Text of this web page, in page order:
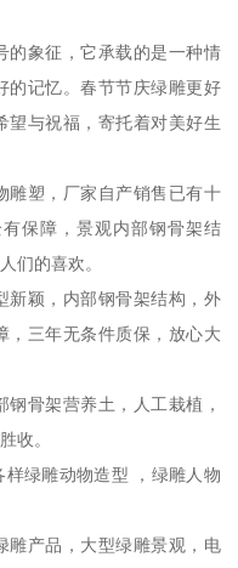
的象征，它承载的是一种情
的记忆。春节节庆绿雕更好
望与祝福，寄托着对美好生
雕塑，厂家自产销售已有十
保障，景观内部钢骨架结
们的喜欢。
新颖，内部钢骨架结构，外
，三年无条件质保，放心大
骨架营养土，人工栽植，
收。
绿雕动物造型 ，绿雕人物
雕产品，大型绿雕景观，电